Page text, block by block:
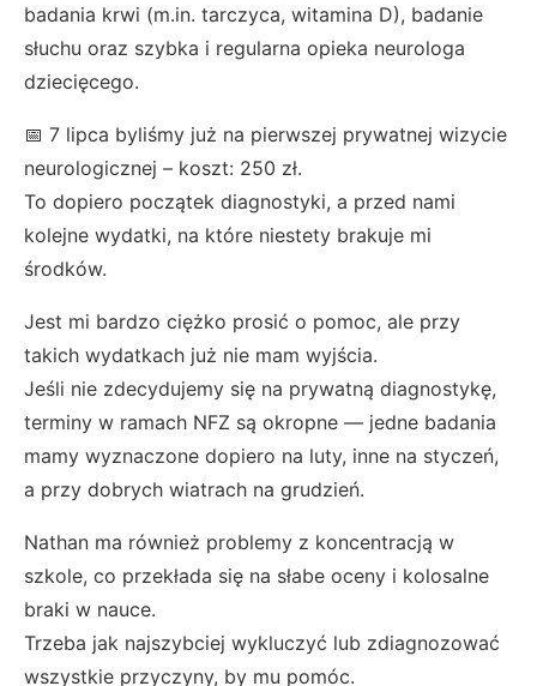
badania krwi (m.in. tarczyca, witamina D), badanie
słuchu oraz szybka i regularna opieka neurologa
dziecięcego.
📅 7 lipca byliśmy już na pierwszej prywatnej wizycie
neurologicznej – koszt: 250 zł.
To dopiero początek diagnostyki, a przed nami
kolejne wydatki, na które niestety brakuje mi
środków.
Jest mi bardzo ciężko prosić o pomoc, ale przy
takich wydatkach już nie mam wyjścia.
Jeśli nie zdecydujemy się na prywatną diagnostykę,
terminy w ramach NFZ są okropne — jedne badania
mamy wyznaczone dopiero na luty, inne na styczeń,
a przy dobrych wiatrach na grudzień.
Nathan ma również problemy z koncentracją w
szkole, co przekłada się na słabe oceny i kolosalne
braki w nauce.
Trzeba jak najszybciej wykluczyć lub zdiagnozować
wszystkie przyczyny, by mu pomóc.